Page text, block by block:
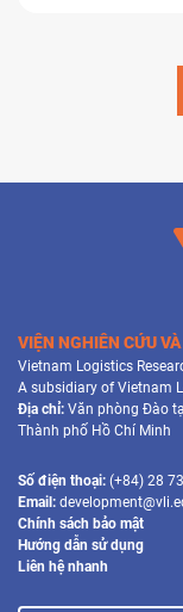
VIỆN NGHIÊN CỨU
Vietnam Logistics
A subsidiary of Vietnam
Địa chỉ: Văn phòng Đào
Thành phố Hồ Chí Minh
Số điện thoại: (+84) 28
Email:
Chính sách bảo mật
Hướng dẫn sử dụng
Liên hệ nhanh